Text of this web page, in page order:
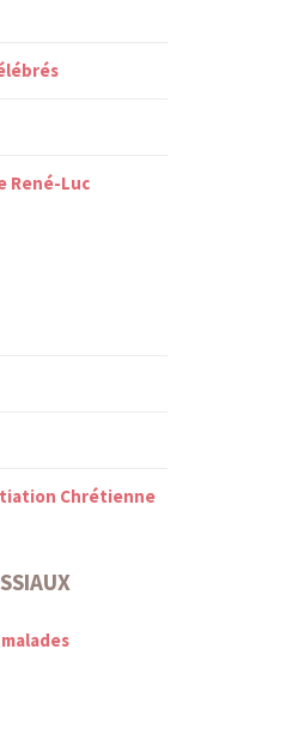
René-Luc
Chrétienne